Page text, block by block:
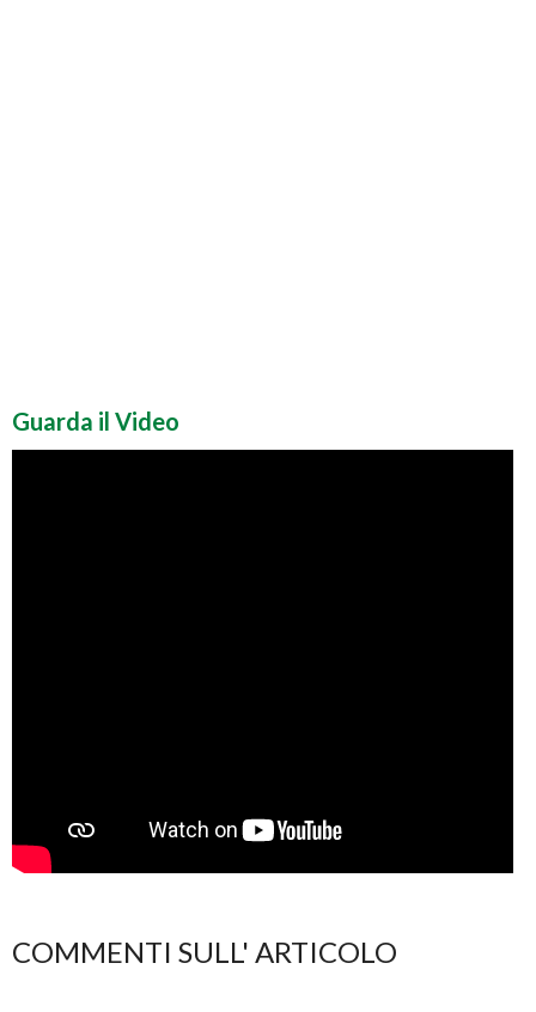
Guarda il Video
COMMENTI SULL' ARTICOLO